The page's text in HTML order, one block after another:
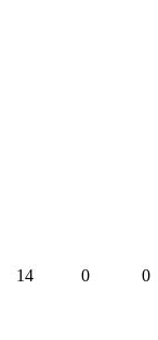
14 0 0